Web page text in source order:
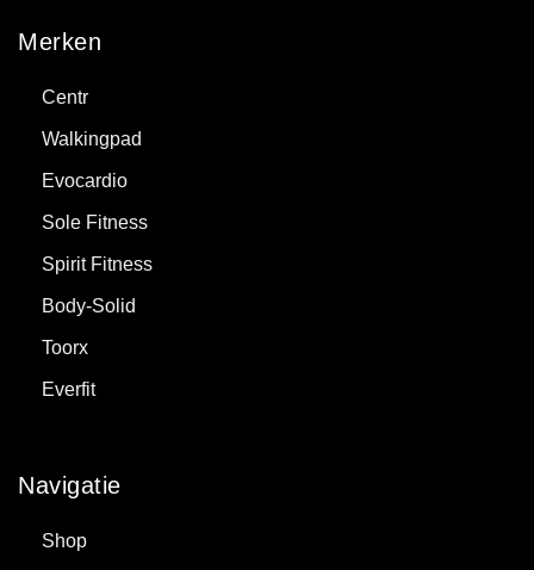
Merken
Centr
Walkingpad
Evocardio
Sole Fitness
Spirit Fitness
Body-Solid
Toorx
Everfit
Navigatie
Shop